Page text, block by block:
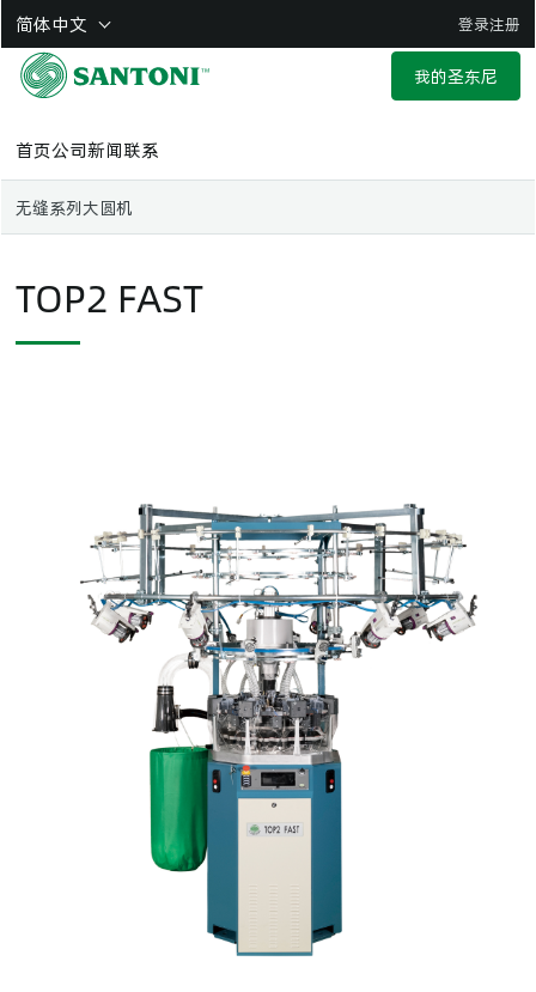
跳
至
容
简体中文 登录注册
首页公司新闻联系
我的圣东尼
无缝系列大圆机
TOP2 FAST